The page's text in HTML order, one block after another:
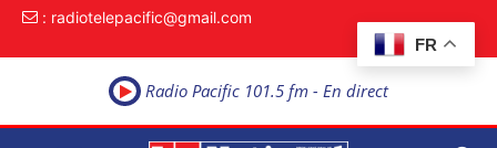
FR
: radiotelepacific@gmail.com
Radio Pacific 101.5 fm - En direct